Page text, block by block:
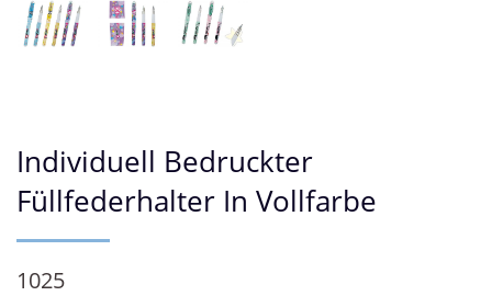
Individuell Bedruckter
Füllfederhalter In Vollfarbe
1025